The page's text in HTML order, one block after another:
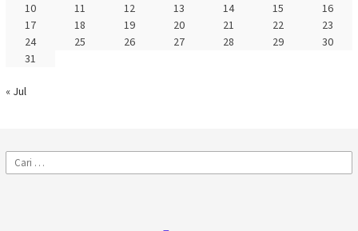
10
11 12 13 14 15
16
17
18 19 20 21 22
23
24
25 26 27 28 29
30
31
« Jul
Cari
untuk: